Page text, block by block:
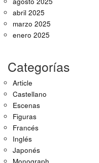
abril 2025
marzo 2025
enero 2025
Categorías
Article
Castellano
Escenas
Figuras
Francés
Inglés
Japonés
Monograph